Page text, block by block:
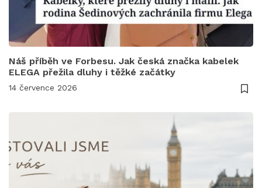
Náš příběh ve Forbesu. Jak česká značka kabelek
ELEGA přežila dluhy i těžké začátky
14 července 2026